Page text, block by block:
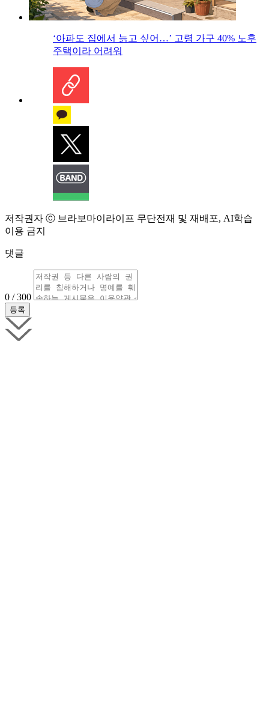
‘아파도 집에서 늙고 싶어…’ 고령 가구 40% 노후
주택이라 어려워
저작권자 ⓒ 브라보마이라이프 무단전재 및 재배포, AI학습
이용 금지
댓글
0 / 300